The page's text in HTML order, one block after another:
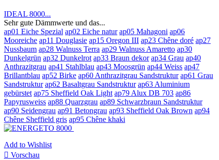
IDEAL 8000...
Sehr gute Dämmwerte und das...
ap01 Eiche Spezial ap02 Eiche natur ap05 Mahagoni ap06
Mooreiche ap11 Douglasie ap15 Oregon III ap23 Chêne doré ap27
Nussbaum ap28 Walnuss Terra ap29 Walnuss Amaretto ap30
Dunkelgrün ap32 Dunkelrot ap33 Braun dekor ap34 Grau ap40
Anthrazitgrau ap41 Stahlblau ap43 Moosgrün ap44 Weiss ap47
Brillantblau ap52 Birke ap60 Anthrazitgrau Sandstruktur ap61 Grau
Sandstruktur ap62 Basaltgrau Sandstruktur ap63 Aluminium
gebürstet ap75 Sheffield Oak Light ap79 Alux DB 703 ap86
Papyrusweiss ap88 Quarzgrau ap89 Schwarzbraun Sandstruktur
ap90 Seidengrau ap91 Betongrau ap93 Sheffield Oak Brown ap94
Chêne Sheffield gris ap95 Chêne khaki
Add to Wishlist
 Vorschau